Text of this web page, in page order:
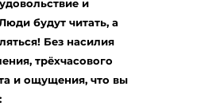
и
будут читать, а
Без насилия
трёхчасового
и ощущения, что вы